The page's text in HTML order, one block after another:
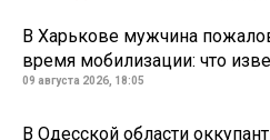
В Харькове мужчина
время мобилизации: что
09 августа 2026, 18:05
В Одесской области